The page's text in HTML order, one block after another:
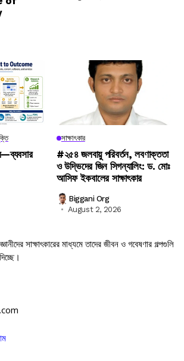
সাক্ষাৎকার
#২৫৪ জলবায়ু পরিবর্তন, লবণাক্ততা
ও উদ্ভিদের জিন সিগন্যালিং: ড. মোঃ
আসিফ ইকবালের সাক্ষাৎকার
Biggani Org
August 2, 2026
সাক্ষাৎকারের মাধ্যমে তাদের জীবন ও গবেষণার গল্পগুলি